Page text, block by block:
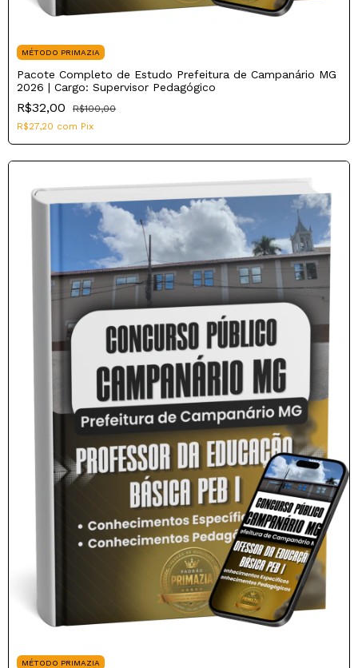
MÉTODO PRIMAZIA
Pacote Completo de Estudo Prefeitura de Campanário MG
2026 | Cargo: Supervisor Pedagógico
R$32,00
R$100,00
R$27,20 com Pix
MÉTODO PRIMAZIA